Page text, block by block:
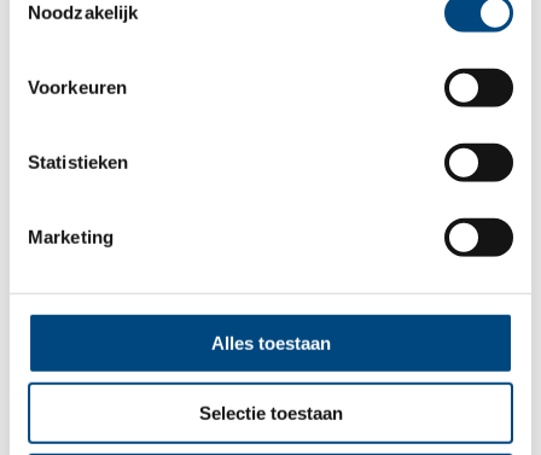
Noodzakelijk
Voorkeuren
Statistieken
Marketing
Alles toestaan
Selectie toestaan
Meer nieuws